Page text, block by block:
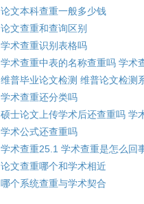
论文本科查重一般多少钱
论文查重和查询区别
学术查重识别表格吗
学术查重中表的名称查重吗 学术
维普毕业论文检测 维普论文检测
学术查重还分类吗
硕士论文上传学术后还查重吗 学
学术公式还查重吗
学术查重25.1 学术查重是怎么回
论文查重哪个和学术相近
哪个系统查重与学术契合